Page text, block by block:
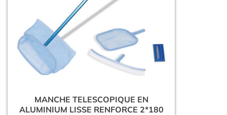
MANCHE TELESCOPIQUE EN
ALUMINIUM LISSE RENFORCE 2*180